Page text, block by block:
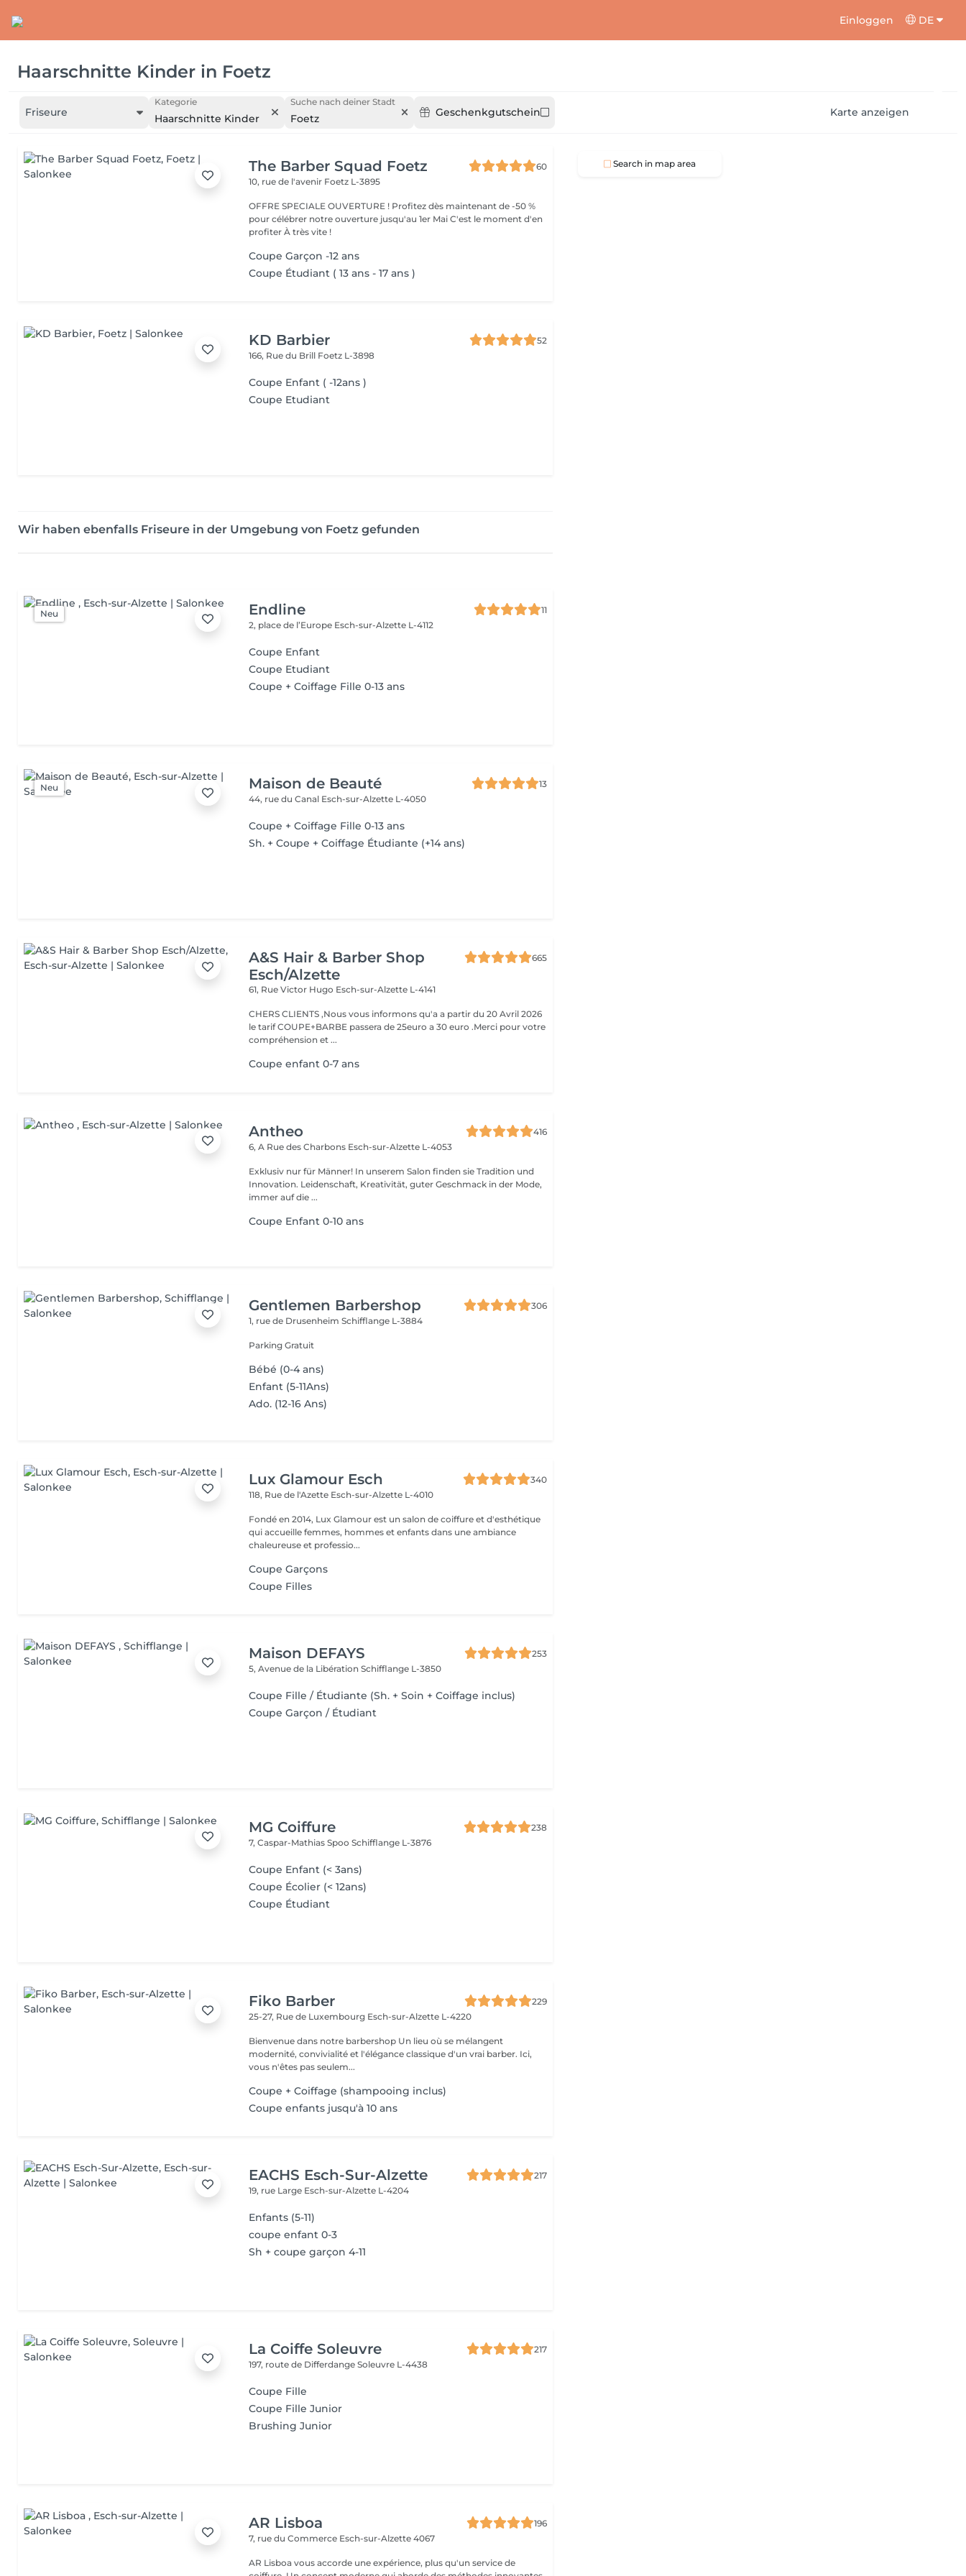
Einloggen DE
Haarschnitte Kinder in Foetz
Friseure
Kategorie
Haarschnitte Kinder
Suche nach deiner Stadt
Foetz Geschenkgutschein Karte anzeigen
The Barber Squad Foetz
60
10, rue de l'avenir Foetz L-3895
OFFRE SPECIALE OUVERTURE ! Profitez dès maintenant de -50 %
pour célébrer notre ouverture jusqu'au 1er Mai C'est le moment d'en
profiter À très vite !
Coupe Garçon -12 ans
Coupe Étudiant ( 13 ans - 17 ans )
KD Barbier
52
166, Rue du Brill Foetz L-3898
Coupe Enfant ( -12ans )
Coupe Etudiant
Wir haben ebenfalls Friseure in der Umgebung von Foetz gefunden
Neu Endline
11
2, place de l’Europe Esch-sur-Alzette L-4112
Coupe Enfant
Coupe Etudiant
Coupe + Coiffage Fille 0-13 ans
Neu Maison de Beauté
13
44, rue du Canal Esch-sur-Alzette L-4050
Coupe + Coiffage Fille 0-13 ans
Sh. + Coupe + Coiffage Étudiante (+14 ans)
A&S Hair & Barber Shop
Esch/Alzette
665
61, Rue Victor Hugo Esch-sur-Alzette L-4141
CHERS CLIENTS ,Nous vous informons qu'a a partir du 20 Avril 2026
le tarif COUPE+BARBE passera de 25euro a 30 euro .Merci pour votre
compréhension et ...
Coupe enfant 0-7 ans
Antheo
416
6, A Rue des Charbons Esch-sur-Alzette L-4053
Exklusiv nur für Männer! In unserem Salon finden sie Tradition und
Innovation. Leidenschaft, Kreativität, guter Geschmack in der Mode,
immer auf die ...
Coupe Enfant 0-10 ans
Gentlemen Barbershop
306
1, rue de DrusenheimSchifflange L-3884
Parking Gratuit
Bébé (0-4 ans)
Enfant (5-11Ans)
Ado. (12-16 Ans)
Lux Glamour Esch
340
118, Rue de l'Azette Esch-sur-Alzette L-4010
Fondé en 2014, Lux Glamour est un salon de coiffure et d'esthétique
qui accueille femmes, hommes et enfants dans une ambiance
chaleureuse et professio...
Coupe Garçons
Coupe Filles
Maison DEFAYS
253
5, Avenue de la LibérationSchifflange L-3850
Coupe Fille / Étudiante (Sh. + Soin + Coiffage inclus)
Coupe Garçon / Étudiant
MG Coiffure
238
7, Caspar-Mathias SpooSchifflange L-3876
Coupe Enfant (< 3ans)
Coupe Écolier (< 12ans)
Coupe Étudiant
Fiko Barber
229
25-27, Rue de Luxembourg Esch-sur-Alzette L-4220
Bienvenue dans notre barbershop Un lieu où se mélangent
modernité, convivialité et l'élégance classique d'un vrai barber. Ici,
vous n'êtes pas seulem...
Coupe + Coiffage (shampooing inclus)
Coupe enfants jusqu'à 10 ans
EACHS Esch-Sur-Alzette
217
19, rue Large Esch-sur-Alzette L-4204
Enfants (5-11)
coupe enfant 0-3
Sh + coupe garçon 4-11
La Coiffe Soleuvre
217
197, route de DifferdangeSoleuvre L-4438
Coupe Fille
Coupe Fille Junior
Brushing Junior
AR Lisboa
196
7, rue du Commerce Esch-sur-Alzette 4067
AR Lisboa vous accorde une expérience, plus qu'un service de
Search in map area